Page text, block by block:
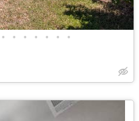
• • • • • • •